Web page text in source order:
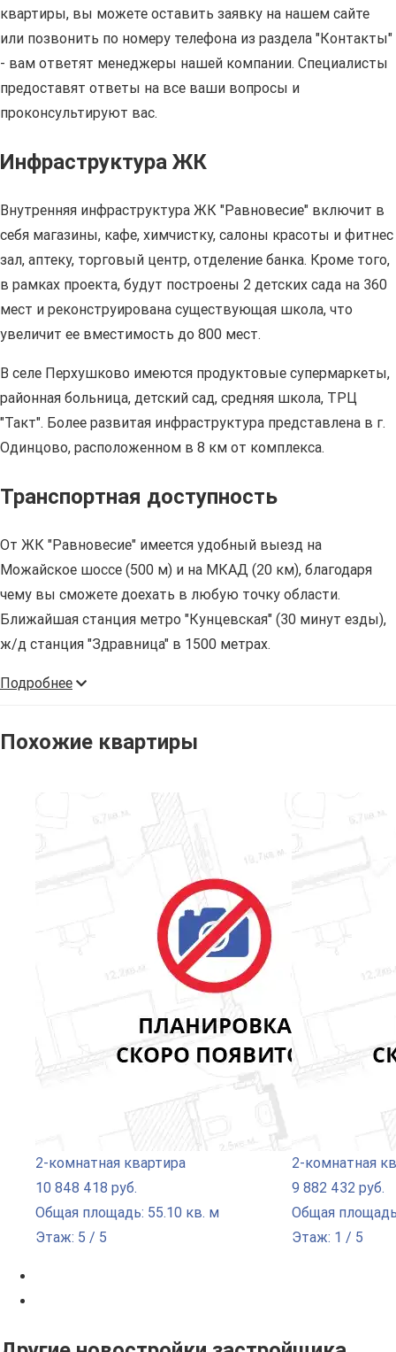
квартиры, вы можете оставить заявку на нашем сайте
или позвонить по номеру телефона из раздела "Контакты"
- вам ответят менеджеры нашей компании. Специалисты
предоставят ответы на все ваши вопросы и
проконсультируют вас.
Инфраструктура ЖК
Внутренняя инфраструктура ЖК "Равновесие" включит в
себя магазины, кафе, химчистку, салоны красоты и фитнес
зал, аптеку, торговый центр, отделение банка. Кроме того,
в рамках проекта, будут построены 2 детских сада на 360
мест и реконструирована существующая школа, что
увеличит ее вместимость до 800 мест.
В селе Перхушково имеются продуктовые супермаркеты,
районная больница, детский сад, средняя школа, ТРЦ
"Такт". Более развитая инфраструктура представлена в г.
Одинцово, расположенном в 8 км от комплекса.
Транспортная доступность
От ЖК "Равновесие" имеется удобный выезд на
Можайское шоссе (500 м) и на МКАД (20 км), благодаря
чему вы сможете доехать в любую точку области.
Ближайшая станция метро "Кунцевская" (30 минут езды),
ж/д станция "Здравница" в 1500 метрах.
Подробнее
Похожие квартиры
2-комнатная квартира
10 848 418 руб.
Общая площадь: 55.10 кв. м
Этаж: 5 / 5
2-комнатная
9 882 432 руб.
Общая
Этаж: 1 / 5